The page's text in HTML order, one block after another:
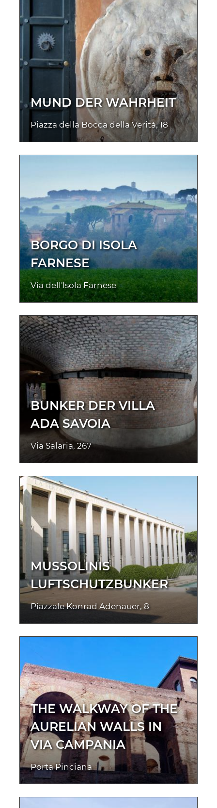
MUND DER WAHRHEIT
Piazza della Bocca della Verità, 18
BORGO DI ISOLA
FARNESE
Via dell'Isola Farnese
BUNKER DER VILLA
ADA SAVOIA
Via Salaria, 267
MUSSOLINIS
LUFTSCHUTZBUNKER
Piazzale Konrad Adenauer, 8
THE WALKWAY OF THE
AURELIAN WALLS IN
VIA CAMPANIA
Porta Pinciana